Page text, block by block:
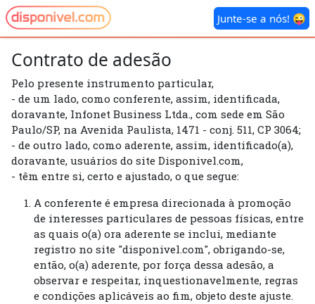
Junte-se a nós! 😜
Junte-se a nós! 😜
Contrato de adesão
Pelo presente instrumento particular,
- de um lado, como conferente, assim, identificada,
doravante, Infonet Business Ltda., com sede em São
Paulo/SP, na Avenida Paulista, 1471 - conj. 511, CP 3064;
- de outro lado, como aderente, assim, identificado(a),
doravante, usuários do site Disponivel.com,
- têm entre si, certo e ajustado, o que segue:
A conferente é empresa direcionada à promoção
de interesses particulares de pessoas físicas, entre
as quais o(a) ora aderente se inclui, mediante
registro no site "disponivel.com", obrigando-se,
então, o(a) aderente, por força dessa adesão, a
observar e respeitar, inquestionavelmente, regras
e condições aplicáveis ao fim, objeto deste ajuste.